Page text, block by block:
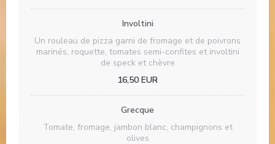
Involtini
Un rouleau de pizza garni de fromage et de poivrons
marinés, roquette, tomates semi-confites et involtini
de speck et chèvre
16,50 EUR
Grecque
Tomate, fromage, jambon blanc, champignons et
olives